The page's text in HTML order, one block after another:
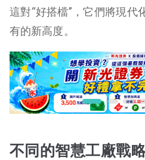
這對“好搭檔”，它們將現代
有的新高度。
不同的智慧工廠戰